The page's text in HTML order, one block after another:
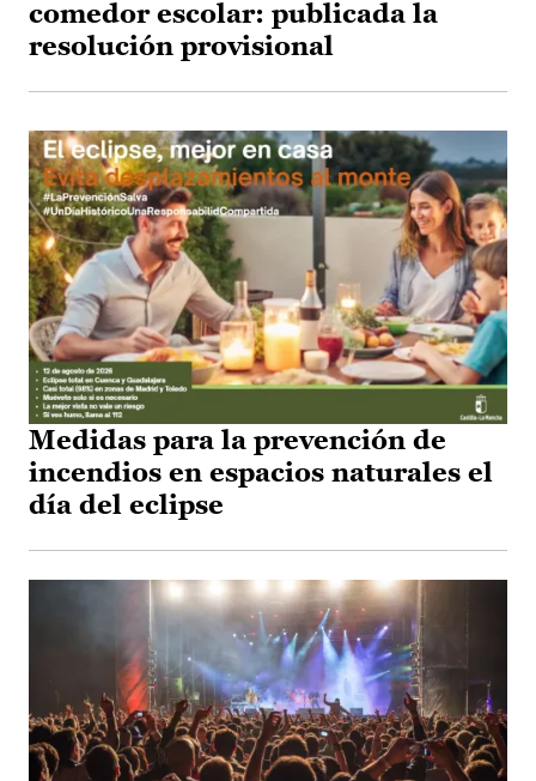
comedor escolar: publicada la
resolución provisional
Medidas para la prevención de
incendios en espacios naturales el
día del eclipse